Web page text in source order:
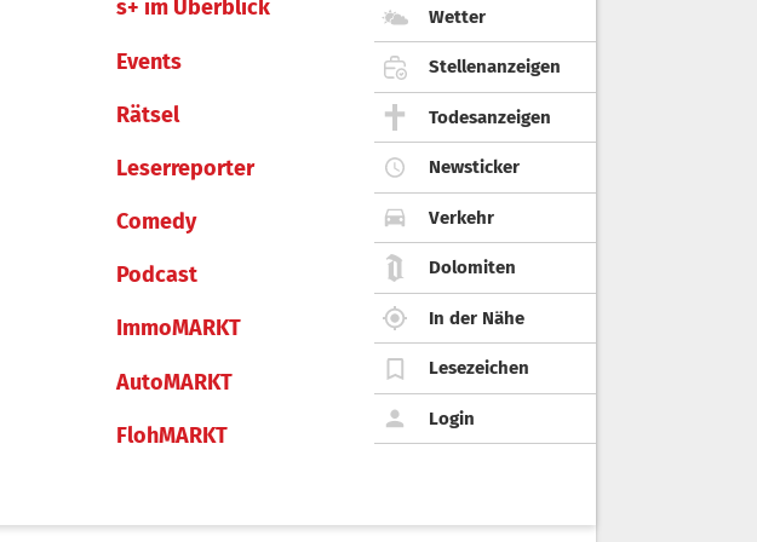
s+ im Überblick
Events
Rätsel
Leserreporter
Comedy
Podcast
ImmoMARKT
AutoMARKT
FlohMARKT
Wetter
Stellenanzeigen
Todesanzeigen
Newsticker
Verkehr
Dolomiten
In der Nähe
Lesezeichen
Login